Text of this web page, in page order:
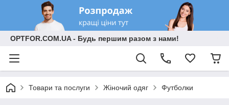
OPTFOR.COM.UA - Будь першим разом з нами!
Товари та послуги Жіночий одяг Футболки